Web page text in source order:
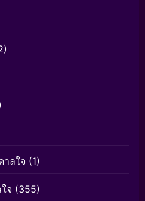
าลใจ (1)
จ (355)